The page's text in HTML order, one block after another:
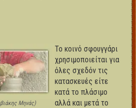
Μηνάς)
Το κοινό σφουγγάρι
χρησιμοποιείται για
όλες σχεδόν τις
κατασκευές είτε
κατά το πλάσιμο
αλλά και μετά το